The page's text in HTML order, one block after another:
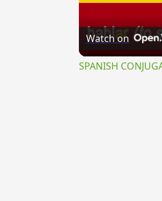
Watch on
SPANISH